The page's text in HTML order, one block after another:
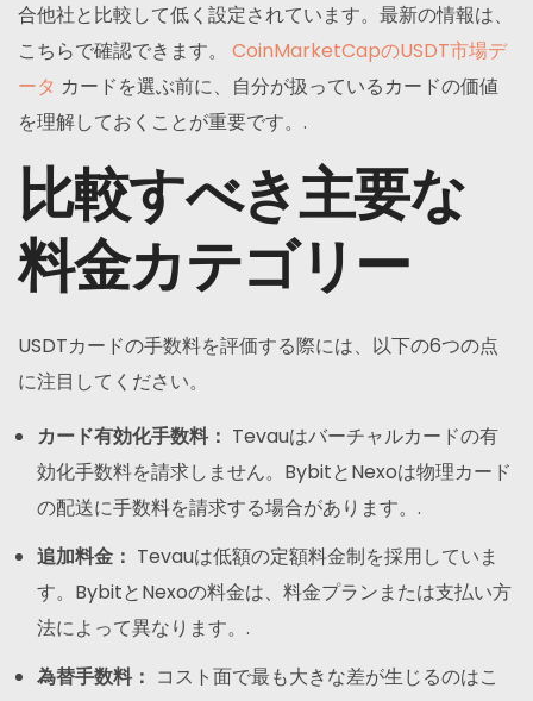
合他社と比較して低く設定されています。最新の情報は、
こちらで確認できます。 CoinMarketCapのUSDT市場デ
ータ カードを選ぶ前に、自分が扱っているカードの価値
を理解しておくことが重要です。.
比較すべき主要な
料金カテゴリー
USDTカードの手数料を評価する際には、以下の6つの点
に注目してください。
カード有効化手数料： Tevauはバーチャルカードの有
効化手数料を請求しません。BybitとNexoは物理カード
の配送に手数料を請求する場合があります。.
追加料金： Tevauは低額の定額料金制を採用していま
す。BybitとNexoの料金は、料金プランまたは支払い方
法によって異なります。.
為替手数料： コスト面で最も大きな差が生じるのはこ